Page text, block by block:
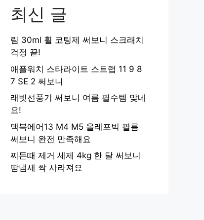
최신 글
림 30ml 휠 코팅제 써보니 스크래치
걱정 끝!
애플워치 스타라이트 스트랩 11 9 8
7 SE 2 써보니
래빗선풍기 써보니 여름 필수템 맞네
요!
맥북에어13 M4 M5 올레포빅 필름
써보니 완전 만족해요
찌든때 제거 세제 4kg 한 달 써보니
땀냄새 싹 사라져요